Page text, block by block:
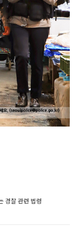
경찰 관련 법령